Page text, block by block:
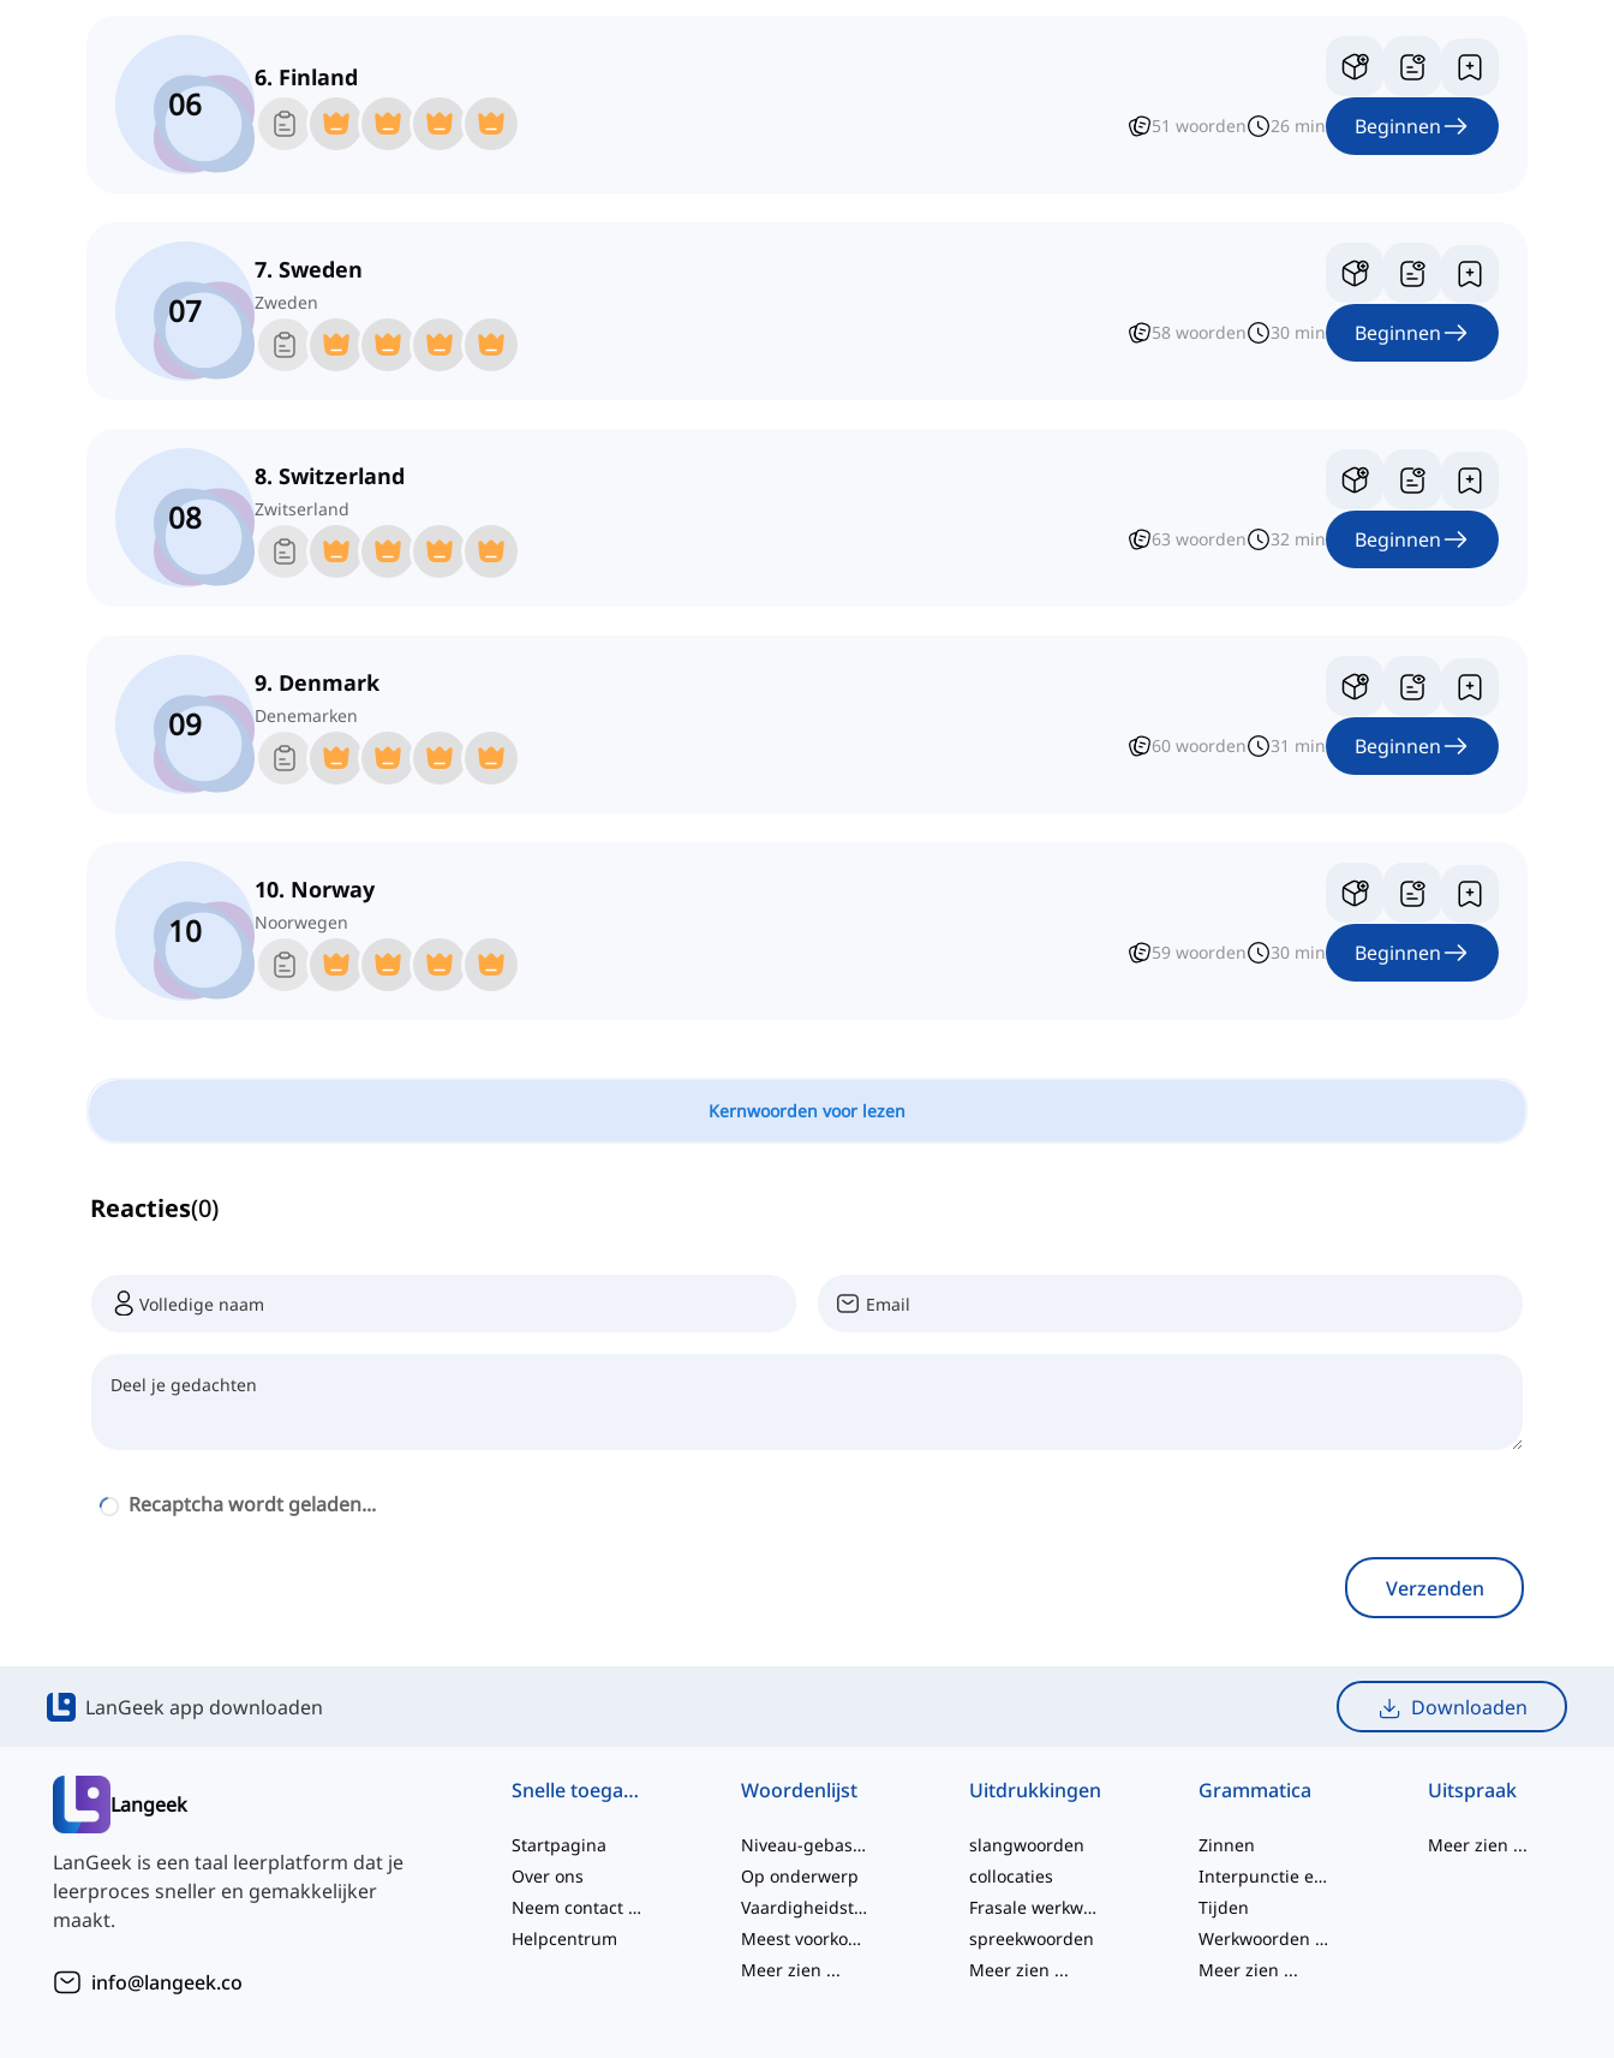
06
6. Finland
51 woorden 26 min Beginnen
07
7. Sweden
Zweden
58 woorden 30 min Beginnen
08
8. Switzerland
Zwitserland
63 woorden 32 min Beginnen
09
9. Denmark
Denemarken
60 woorden 31 min Beginnen
10
10. Norway
Noorwegen
59 woorden 30 min Beginnen
Kernwoorden voor lezen
Reacties(0)
Recaptcha wordt geladen...
Verzenden
LanGeek app downloaden Downloaden
Langeek
LanGeek is een taal leerplatform dat je
leerproces sneller en gemakkelijker
maakt.
info@langeek.co
Snelle toegang
Startpagina
Over ons
Neem contact met ons op
Helpcentrum
Woordenlijst
Niveau-gebaseerd
Op onderwerp
Vaardigheidstesten
Meest voorkomende
Meer zien ...
Uitdrukkingen
slangwoorden
collocaties
Frasale werkwoorden
spreekwoorden
Meer zien ...
Grammatica
Zinnen
Interpunctie en Spelling
Tijden
Werkwoorden en Stemmen
Meer zien ...
Uitspraak
Meer zien ...